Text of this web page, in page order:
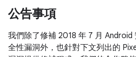
公告事項
我們除了修補 2018 年 7 月
全性漏洞外，也針對下文列出的